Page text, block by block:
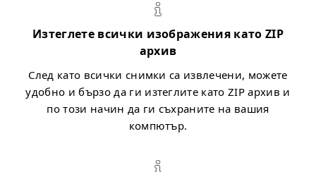
Изтеглете всички изображения като ZIP
архив
След като всички снимки са извлечени, можете
удобно и бързо да ги изтеглите като ZIP архив и
по този начин да ги съхраните на вашия
компютър.